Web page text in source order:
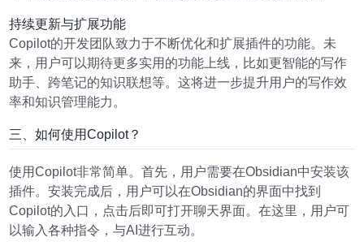
持续更新与扩展功能
Copilot的开发团队致力于不断优化和扩展插件的功能。未
来，用户可以期待更多实用的功能上线，比如更智能的写作
助手、跨笔记的知识联想等。这将进一步提升用户的写作效
率和知识管理能力。
三、如何使用Copilot？
使用Copilot非常简单。首先，用户需要在Obsidian中安装该
插件。安装完成后，用户可以在Obsidian的界面中找到
Copilot的入口，点击后即可打开聊天界面。在这里，用户可
以输入各种指令，与AI进行互动。